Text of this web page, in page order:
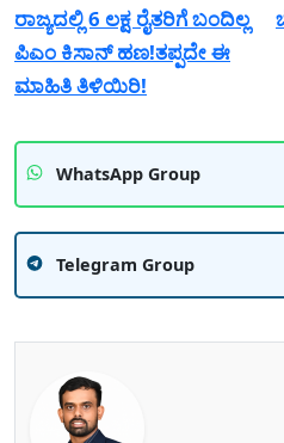
ರಾಜ್ಯದಲ್ಲಿ 6 ಲಕ್ಷ ರೈತರಿಗೆ ಬಂದಿಲ್ಲ
ಪಿಎಂ ಕಿಸಾನ್ ಹಣ!ತಪ್ಪದೇ ಈ
ಮಾಹಿತಿ ತಿಳಿಯಿರಿ!
WhatsApp Group
Telegram Group